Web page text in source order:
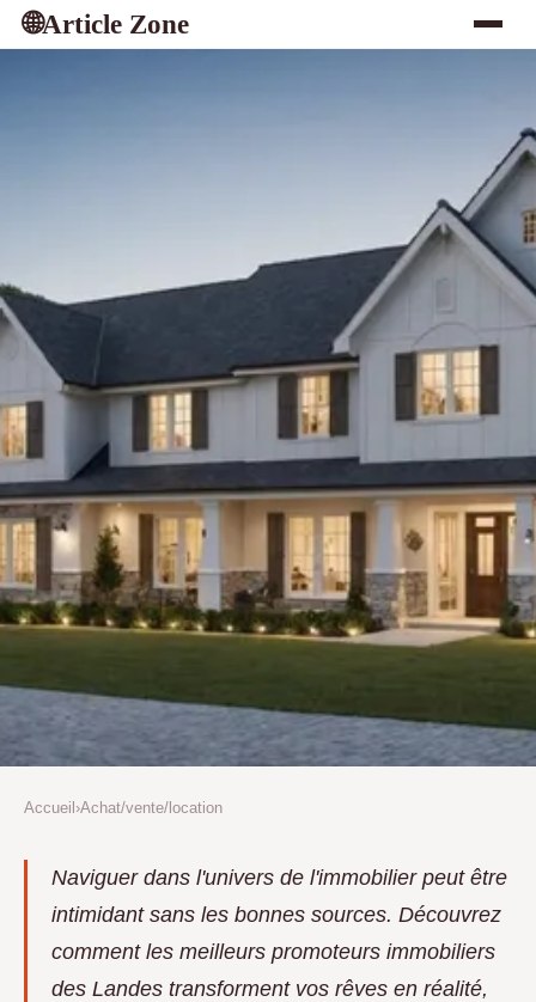
🌐Article Zone
Découvrez les meilleurs
promoteurs immobiliers des
landes
Accueil ›Achat/vente/location
Naviguer dans l'univers de l'immobilier peut être
intimidant sans les bonnes sources. Découvrez
comment les meilleurs promoteurs immobiliers
des Landes transforment vos rêves en réalité,